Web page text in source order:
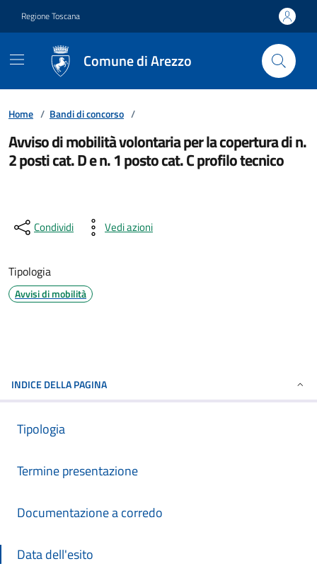
Regione Toscana
Comune di Arezzo
Home / Bandi di concorso /
Avviso di mobilità volontaria per la copertura di n.
2 posti cat. D e n. 1 posto cat. C profilo tecnico
Condividi Vedi azioni
Tipologia
Avvisi di mobilità
INDICE DELLA PAGINA
Tipologia
Termine presentazione
Documentazione a corredo
Data dell'esito